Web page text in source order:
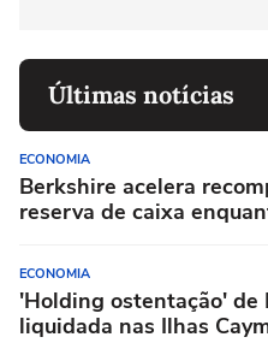
Últimas notícias
ECONOMIA
Berkshire acelera
reserva de caixa
ECONOMIA
'Holding ostentação' de
liquidada nas Ilhas